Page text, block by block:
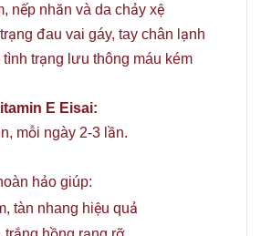
nếp nhăn và da chảy xệ
đau vai gáy, tay chân lạnh
tình trạng lưu thông máu kém
E Eisai:
mỗi ngày 2-3 lần.
hảo giúp:
tàn nhang hiệu quả